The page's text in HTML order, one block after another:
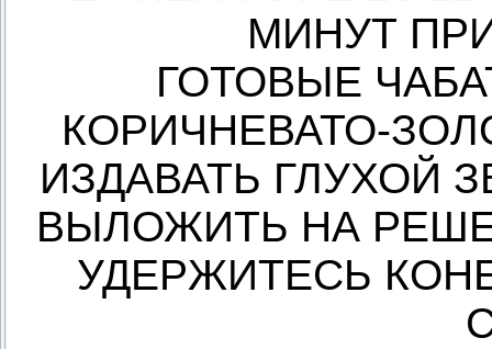
МИНУТ
ГОТОВЫЕ
КОРИЧНЕВАТО-
ИЗДАВАТЬ ГЛУХОЙ
ВЫЛОЖИТЬ НА
УДЕРЖИТЕСЬ